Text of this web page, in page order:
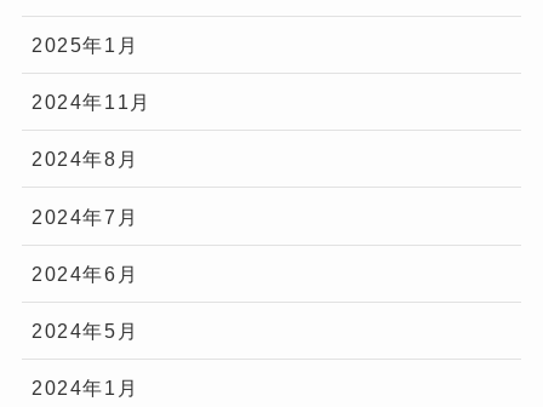
2025年1月
2024年11月
2024年8月
2024年7月
2024年6月
2024年5月
2024年1月